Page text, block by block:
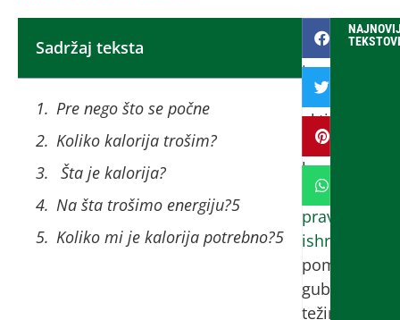
Sadržaj teksta
Pre nego što se počne
Koliko kalorija trošim?
Šta je kalorija?
Na šta trošimo energiju?5
Koliko mi je kalorija potrebno?5
Vežbanje
i
fizička
aktivnost,
kombinaciji
sa
pravilnom
ishranom
pomažu
gubitku
težine
TEKSTOVI